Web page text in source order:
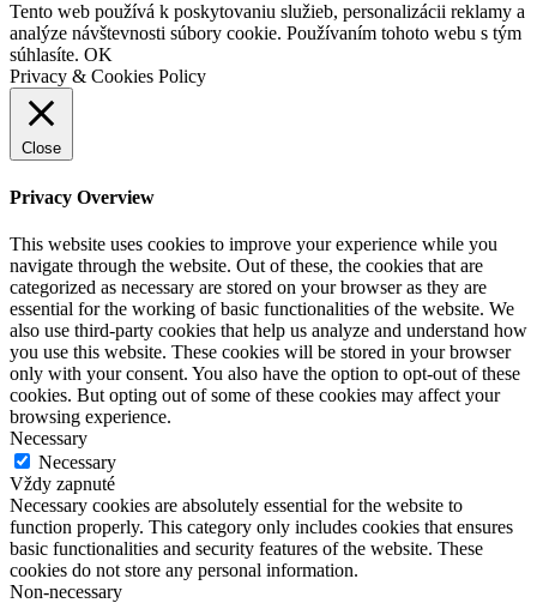
Tento web používá k poskytovaniu služieb, personalizácii reklamy a
analýze návštevnosti súbory cookie. Používaním tohoto webu s tým
súhlasíte. OK
Privacy & Cookies Policy
Close
Privacy Overview
This website uses cookies to improve your experience while you
navigate through the website. Out of these, the cookies that are
categorized as necessary are stored on your browser as they are
essential for the working of basic functionalities of the website. We
also use third-party cookies that help us analyze and understand how
you use this website. These cookies will be stored in your browser
only with your consent. You also have the option to opt-out of these
cookies. But opting out of some of these cookies may affect your
browsing experience.
Necessary
Necessary
Vždy zapnuté
Necessary cookies are absolutely essential for the website to
function properly. This category only includes cookies that ensures
basic functionalities and security features of the website. These
cookies do not store any personal information.
Non-necessary